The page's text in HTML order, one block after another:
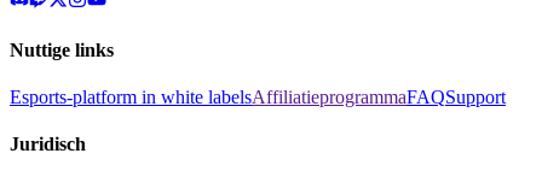
Nuttige links
Esports-platform in white labelsAffiliatieprogrammaFAQSupport
Juridisch